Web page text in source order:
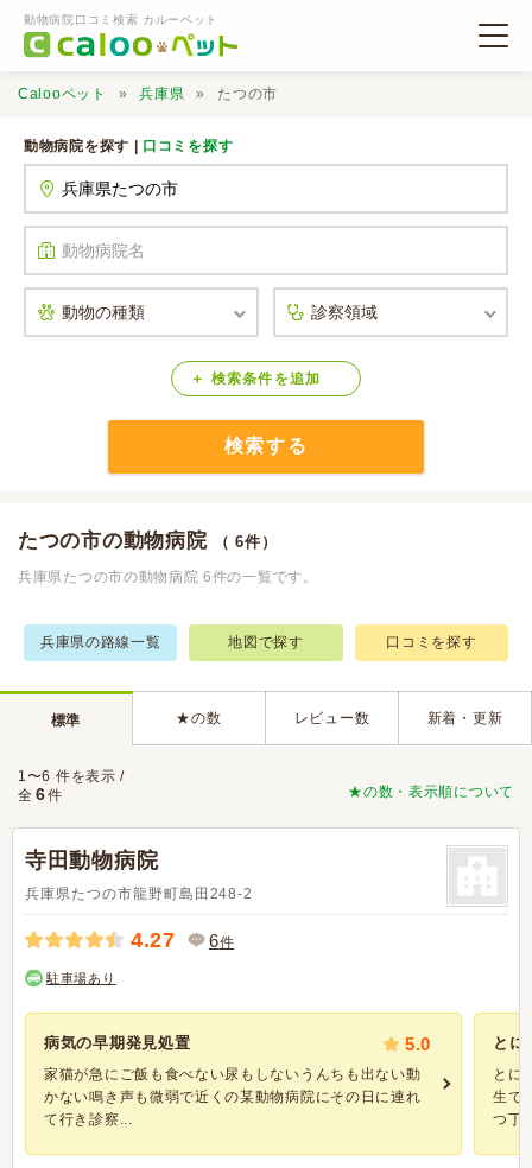
動物病院口コミ検索 カルーペット
口コミ検索
Calooペットとは？
Calooペット 兵庫県 たつの市
動物病院を探す | 口コミを探す
検索条件 を追加
検索する
たつの市の動物病院 （ 6件）
兵庫県たつの市の動物病院 6件の一覧です。
兵庫県の路線一覧 地図で探す 口コミを探す
標準 ★の数 レビュー数 新着・更新
★の数・表示順について
1〜6 件を表示 /
全 6件
寺田動物病院
兵庫県たつの市龍野町島田248-2
4.27 6件
駐車場あり
病気の早期発見処置 5.0
家猫が急にご飯も食べない尿もしないうんちも出ない動
かない鳴き声も微弱で近くの某動物病院にその日に連れ
て行き診察...
とに
とに
生で
つ丁